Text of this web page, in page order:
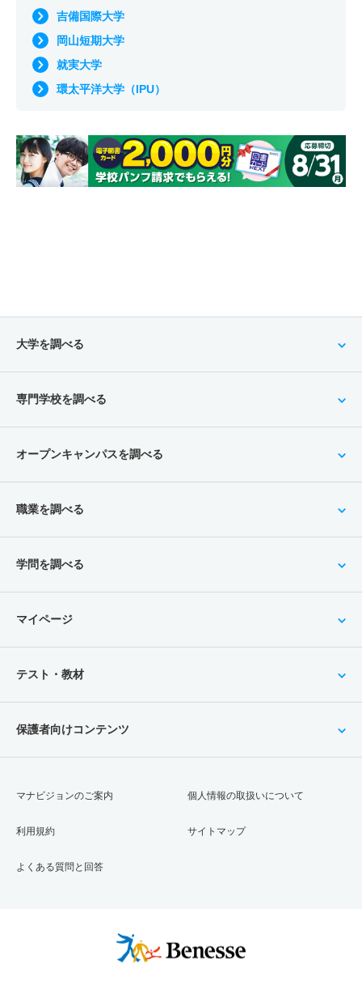
吉備国際大学
岡山短期大学
就実大学
環太平洋大学（IPU）
大学を調べる
専門学校を調べる
オープンキャンパスを調べる
職業を調べる
学問を調べる
マイページ
テスト・教材
保護者向けコンテンツ
マナビジョンのご案内
利用規約
よくある質問と回答
個人情報の取扱いについて
サイトマップ